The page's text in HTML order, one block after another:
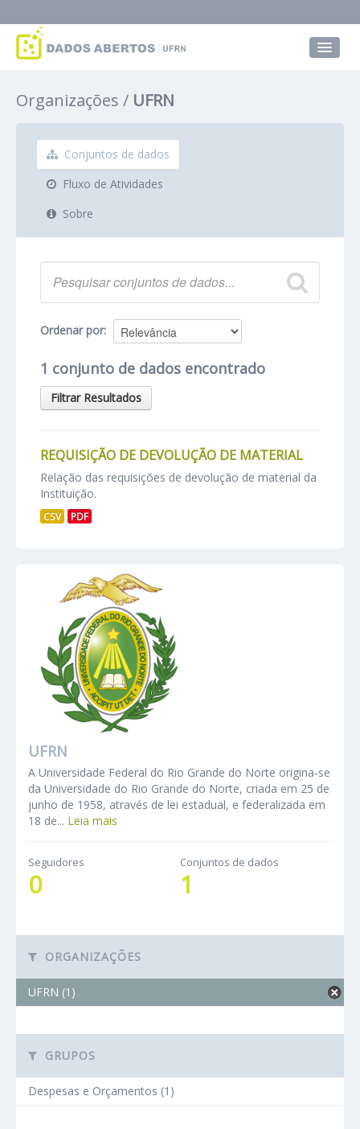
Grupos
Sobre
Organizações UFRN
Conjuntos de dados
Fluxo de Atividades
Sobre
Ordenar por
1 conjunto de dados encontrado
Filtrar Resultados
REQUISIÇÃO DE DEVOLUÇÃO DE MATERIAL
Relação das requisições de devolução de material da
Instituição.
CSV PDF
UFRN
A Universidade Federal do Rio Grande do Norte origina-se
da Universidade do Rio Grande do Norte, criada em 25 de
junho de 1958, através de lei estadual, e federalizada em
18 de... Leia mais
Seguidores
0
Conjuntos de dados
1
ORGANIZAÇÕES
UFRN (1)
GRUPOS
Despesas e Orçamentos (1)